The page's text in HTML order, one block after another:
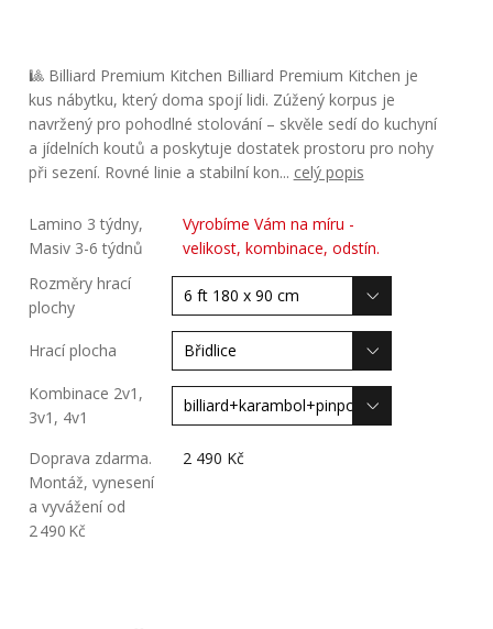
🎱 Billiard Premium Kitchen Billiard Premium Kitchen je
kus nábytku, který doma spojí lidi. Zúžený korpus je
navržený pro pohodlné stolování – skvěle sedí do kuchyní
a jídelních koutů a poskytuje dostatek prostoru pro nohy
při sezení. Rovné linie a stabilní kon... celý popis
Lamino 3 týdny,
Masiv 3-6 týdnů
Vyrobíme Vám na míru -
velikost, kombinace, odstín.
Rozměry hrací
plochy
Hrací plocha
Kombinace 2v1,
3v1, 4v1
Doprava zdarma.
Montáž, vynesení
a vyvážení od
2 490 Kč
2 490 Kč